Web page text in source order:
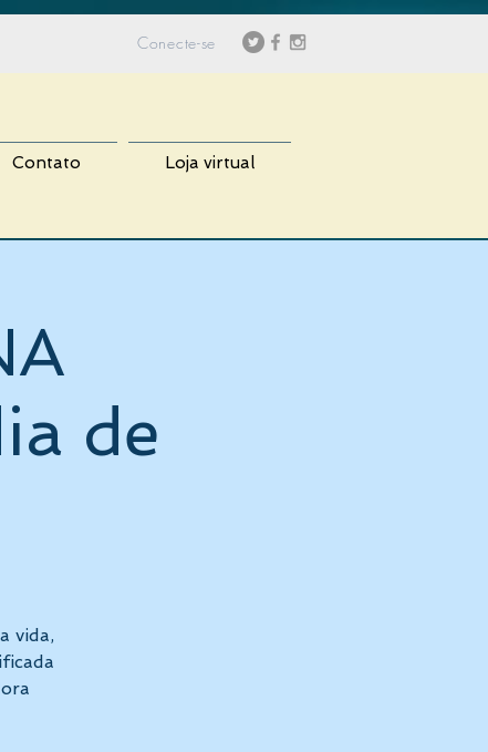
Conecte-se
Contato Loja virtual
de
vida,